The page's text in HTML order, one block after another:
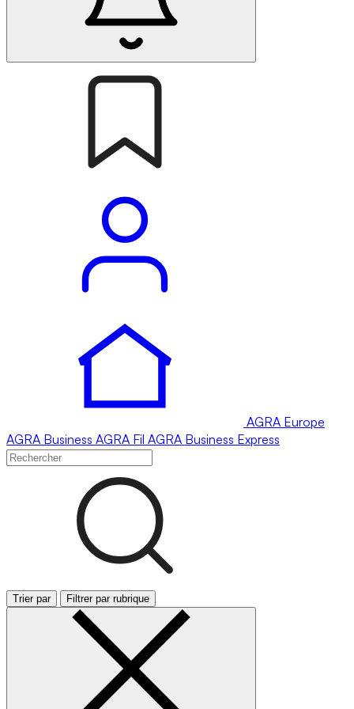
AGRA Europe
AGRA Business AGRA Fil AGRA Business Express
Trier par Filtrer par rubrique